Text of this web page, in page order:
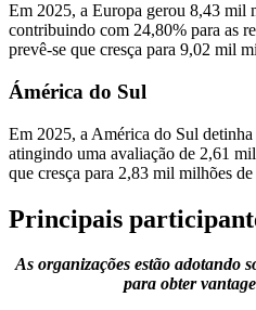
Em 2025, a Europa gerou 8,43 mil
contribuindo com 24,80% para as
prevê-se que cresça para 9,02 mil
Ámérica do Sul
Em 2025, a América do Sul
atingindo uma avaliação de 2,61
que cresça para 2,83 mil milhões
Principais
As organizações estão adotando
para obter